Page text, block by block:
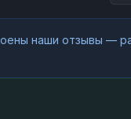
наши отзывы —